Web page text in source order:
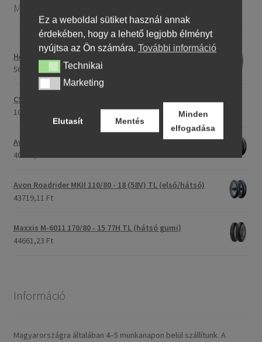
Motorkerékpár gumiabroncsok
Heidenau 5.00 - 16 76P P29 TT
56275,76 Ft
CST C-186 3.00 - 23 59P TT (első/hátsó)
107175,30 Ft
Avon Roadrider MKII 90/90 - 18 51V TL (első/hátsó)
40707,26 Ft
Avon Roadrider MKII 110/80 - 18 (58V) TL (első/hátsó)
43719,11 Ft
Maxxis M-6011 170/80 - 15 77H TL (hátsó gumi)
44661,23 Ft
Információ
Magyarországra általában 4–5 munkanapon belül szállítunk. A
Ez a weboldal sütiket használ annak
érdekében, hogy a lehető legjobb élményt
nyújtsa az Ön számára. További információ
TechnikaiTechnikai
MarketingMarketing
Elutasít Mentés
Minden
elfogadása